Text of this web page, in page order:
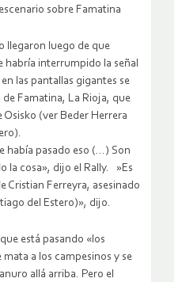
sobre Famatina
llegaron luego de que
habría interrumpido la señal
las pantallas gigantes se
Famatina, La Rioja, que
(ver Beder Herrera
había pasado eso (…) Son
la cosa», dijo el Rally. »Es
Cristian Ferreyra, asesinado
del Estero)», dijo.
está pasando «los
a los campesinos y se
allá arriba. Pero el